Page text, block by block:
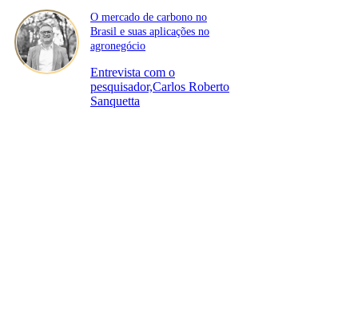
O mercado de carbono no
Brasil e suas aplicações no
agronegócio
Entrevista com o
pesquisador,Carlos Roberto
Sanquetta